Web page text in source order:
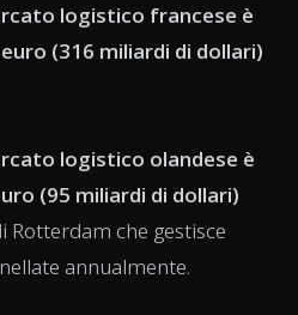
logistico francese è
(316 miliardi di dollari)
logistico olandese è
(95 miliardi di dollari)
Rotterdam che gestisce
annualmente.